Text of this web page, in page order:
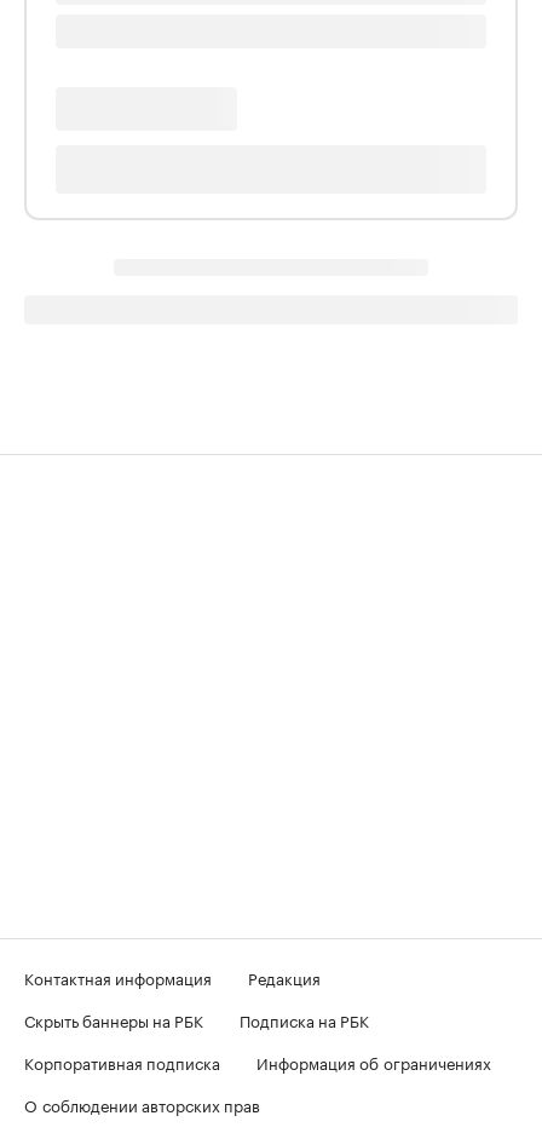
Контактная информация
Редакция
Скрыть баннеры на РБК
Подписка на РБК
Корпоративная подписка
Информация об ограничениях
О соблюдении авторских прав